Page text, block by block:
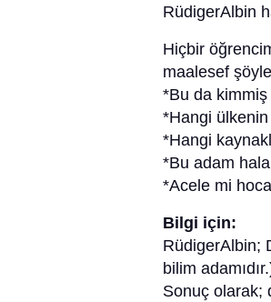
RüdigerAlbin
Hiçbir
maalesef
*Bu da
*Hangi ülkenin
*Hangi
*Bu adam
*Acele mi
Bilgi için:
RüdigerAlbin;
bilim
Sonuç olarak;